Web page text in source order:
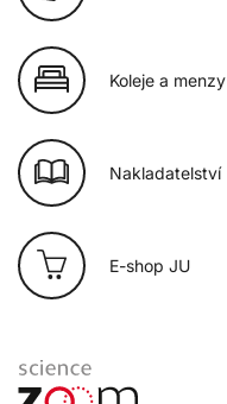
Koleje a menzy
Nakladatelství
E-shop JU